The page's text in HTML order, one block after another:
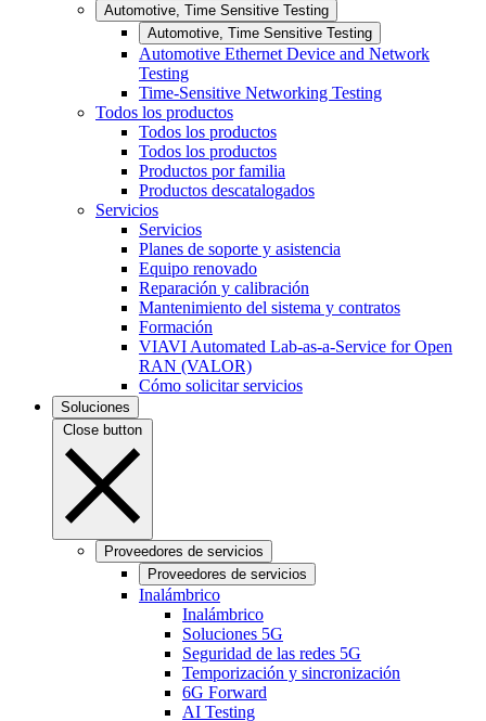
Automotive, Time Sensitive Testing
Automotive, Time Sensitive Testing
Automotive Ethernet Device and Network
Testing
Time-Sensitive Networking Testing
Todos los productos
Todos los productos
Todos los productos
Productos por familia
Productos descatalogados
Servicios
Servicios
Planes de soporte y asistencia
Equipo renovado
Reparación y calibración
Mantenimiento del sistema y contratos
Formación
VIAVI Automated Lab-as-a-Service for Open
RAN (VALOR)
Cómo solicitar servicios
Soluciones
Close button
Proveedores de servicios
Proveedores de servicios
Inalámbrico
Inalámbrico
Soluciones 5G
Seguridad de las redes 5G
Temporización y sincronización
6G Forward
AI Testing